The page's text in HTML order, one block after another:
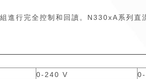
行完全控制和回讀。N330xA系列直
0-240 V